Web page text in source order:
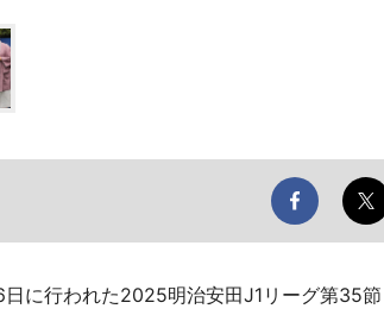
に行われた2025明治安田J1リーグ第35